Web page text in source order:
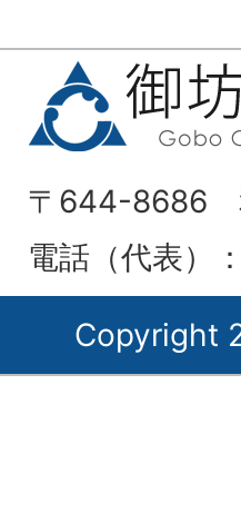
〒644-8686
電話（代表）：
Copyright